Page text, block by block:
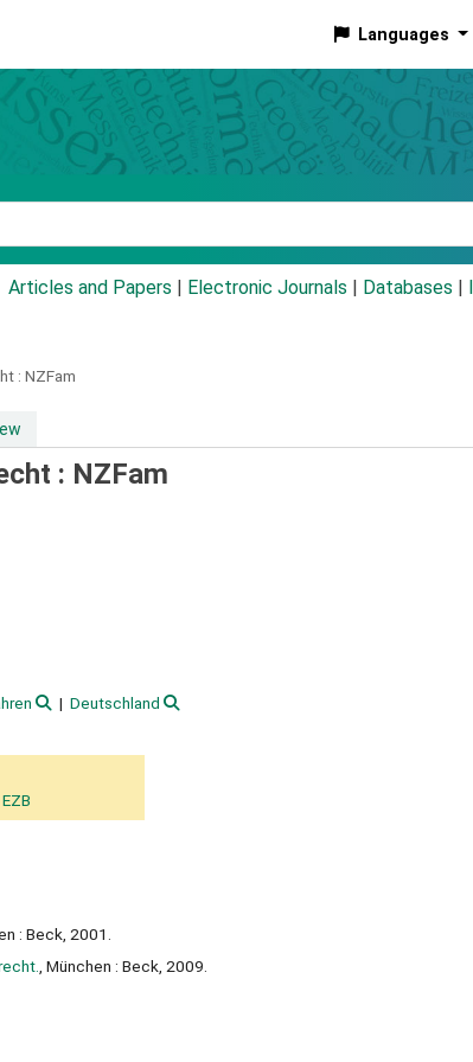
Languages
Articles and Papers Electronic Journals Databases
: NZFam
: NZFam
Deutschland
: Beck, 2001.
, München : Beck, 2009.